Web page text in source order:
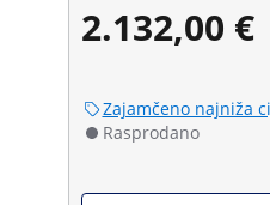
2.132,00 €
Zajamčeno najniža
Rasprodano